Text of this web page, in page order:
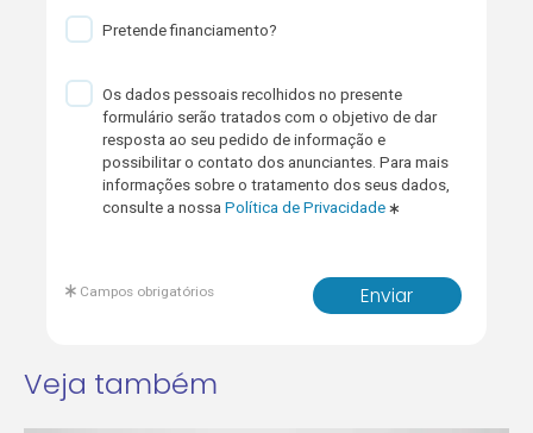
Pretende financiamento?
Os dados pessoais recolhidos no presente
formulário serão tratados com o objetivo de dar
resposta ao seu pedido de informação e
possibilitar o contato dos anunciantes. Para mais
informações sobre o tratamento dos seus dados,
consulte a nossaPolítica de Privacidade
Enviar
Campos obrigatórios
Veja também